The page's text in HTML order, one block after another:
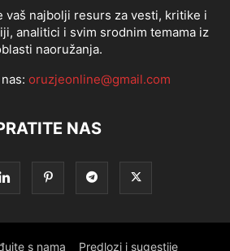
vaš najbolji resurs za vesti, kritike i
analitici i svim srodnim temama iz
naoružanja.
oruzjeonline@gmail.com
NAS
s nama Predlozi i sugestije